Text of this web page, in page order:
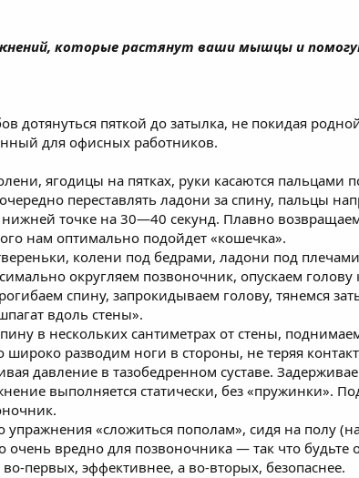
которые растянут ваши мышцы и
дотянуться пяткой до затылка, не покидая
для офисных работников.
ягодицы на пятках, руки касаются пальцами
переставлять ладони за спину, пальцы
точке на 30—40 секунд. Плавно
нам оптимально подойдет «кошечка».
колени под бедрами, ладони под
округляем позвоночник, опускаем голову
спину, запрокидываем голову, тянемся
вдоль стены».
в нескольких сантиметрах от стены,
разводим ноги в стороны, не теряя
давление в тазобедренном суставе.
выполняется статически, без «пружинки».
упражнения «сложиться пополам», сидя на полу
очень вредно для позвоночника — так что
первых, эффективнее, а во-вторых, безопаснее.